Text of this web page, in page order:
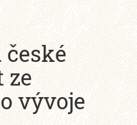
české
ze
vývoje